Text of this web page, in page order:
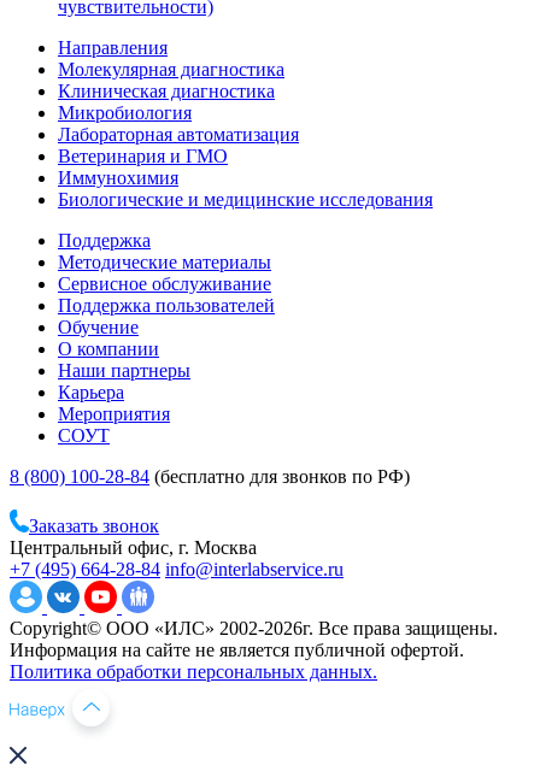
чувствительности)
Направления
Молекулярная диагностика
Клиническая диагностика
Микробиология
Лабораторная автоматизация
Ветеринария и ГМО
Иммунохимия
Биологические и медицинские исследования
Поддержка
Методические материалы
Сервисное обслуживание
Поддержка пользователей
Обучение
О компании
Наши партнеры
Карьера
Мероприятия
СОУТ
8 (800) 100-28-84 (бесплатно для звонков по РФ)
Заказать звонок
Центральный офис, г. Москва
+7 (495) 664-28-84 info@interlabservice.ru
Copyright© ООО «ИЛС» 2002-2026г. Все права защищены.
Информация на сайте не является публичной офертой.
Политика обработки персональных данных.